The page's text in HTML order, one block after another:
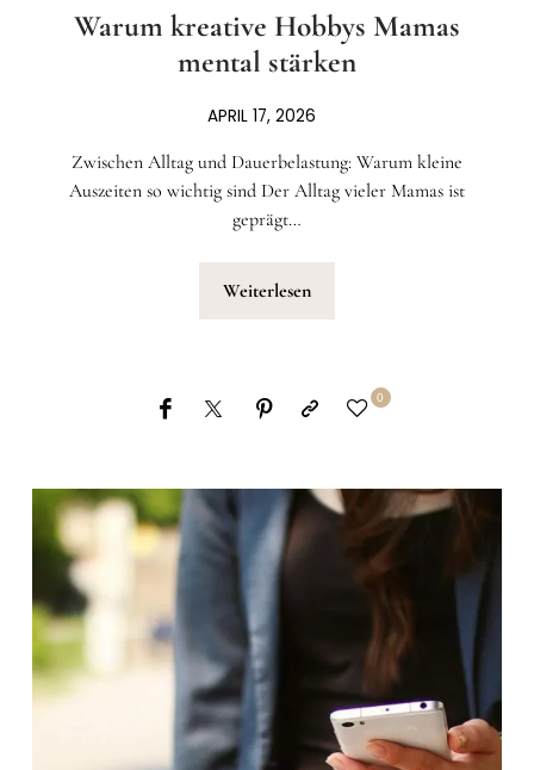
Warum kreative Hobbys Mamas
mental stärken
APRIL 17, 2026
Zwischen Alltag und Dauerbelastung: Warum kleine
Auszeiten so wichtig sind Der Alltag vieler Mamas ist
geprägt…
Weiterlesen
0